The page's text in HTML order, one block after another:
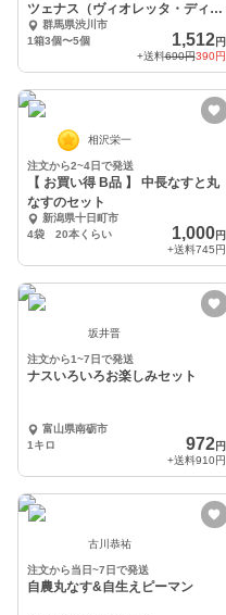
ツェナス（ヴィオレッタ・ディ・
フィレンツェ）
群馬県渋川市
1箱3個〜5個
1,512円
+送料690円390円
相沢栄一
注文から2~4日で発送
【 お買い得 B品 】 中長なすと丸
なすのセット
新潟県十日町市
4袋 20本くらい
1,000円
+送料745円
坂井晋
注文から1~7日で発送
ナスいろいろお楽しみセット
富山県南砺市
1キロ
972円
+送料910円
古川恭祐
注文から当日~7日で発送
自農丸なす&自生えピーマン